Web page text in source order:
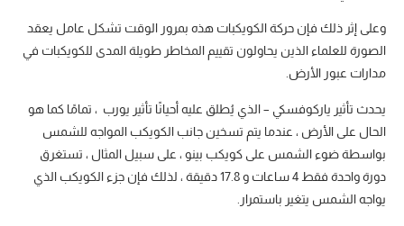
وعلى إثر ذلك فإن حركة الكويكبات هذه بمرور الوقت تشكل عامل يعقد
الصورة للعلماء الذين يحاولون تقييم المخاطر طويلة المدى للكويكبات في
مدارات عبور الأرض.
يحدث تأثير ياركوفسكي – الذي يُطلق عليه أحيانًا تأثير يورب ، تمامًا كما هو
الحال على الأرض ، عندما يتم تسخين جانب الكويكب المواجه للشمس
بواسطة ضوء الشمس على كويكب بينو ، على سبيل المثال ، تستغرق
دورة واحدة فقط 4 ساعات و 17.8 دقيقة ، لذلك فإن جزء الكويكب الذي
يواجه الشمس يتغير باستمرار.